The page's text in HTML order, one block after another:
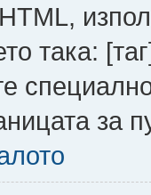
така:
за